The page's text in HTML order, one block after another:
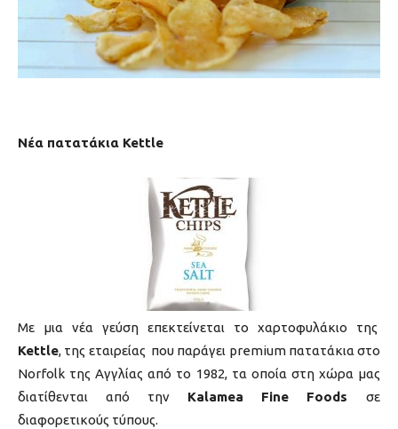
Νέα πατατάκια Kettle
Με μια νέα γεύση επεκτείνεται το χαρτοφυλάκιο της
Kettle, της εταιρείας που παράγει premium πατατάκια στο
Norfolk της Αγγλίας από το 1982, τα οποία στη χώρα μας
διατίθενται από την Kalamea Fine Foods σε
διαφορετικούς τύπους.